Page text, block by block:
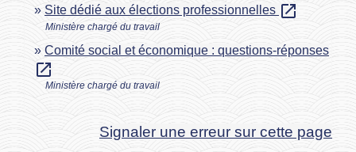
Site dédié aux élections professionnelles open_in_new
Ministère chargé du travail
Comité social et économique : questions-réponses
open_in_new
Ministère chargé du travail
Signaler une erreur sur cette page